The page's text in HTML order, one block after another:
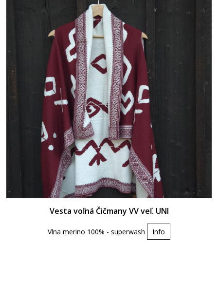
Vesta voľná Čičmany VV veľ. UNI
Vlna merino 100% - superwash Info